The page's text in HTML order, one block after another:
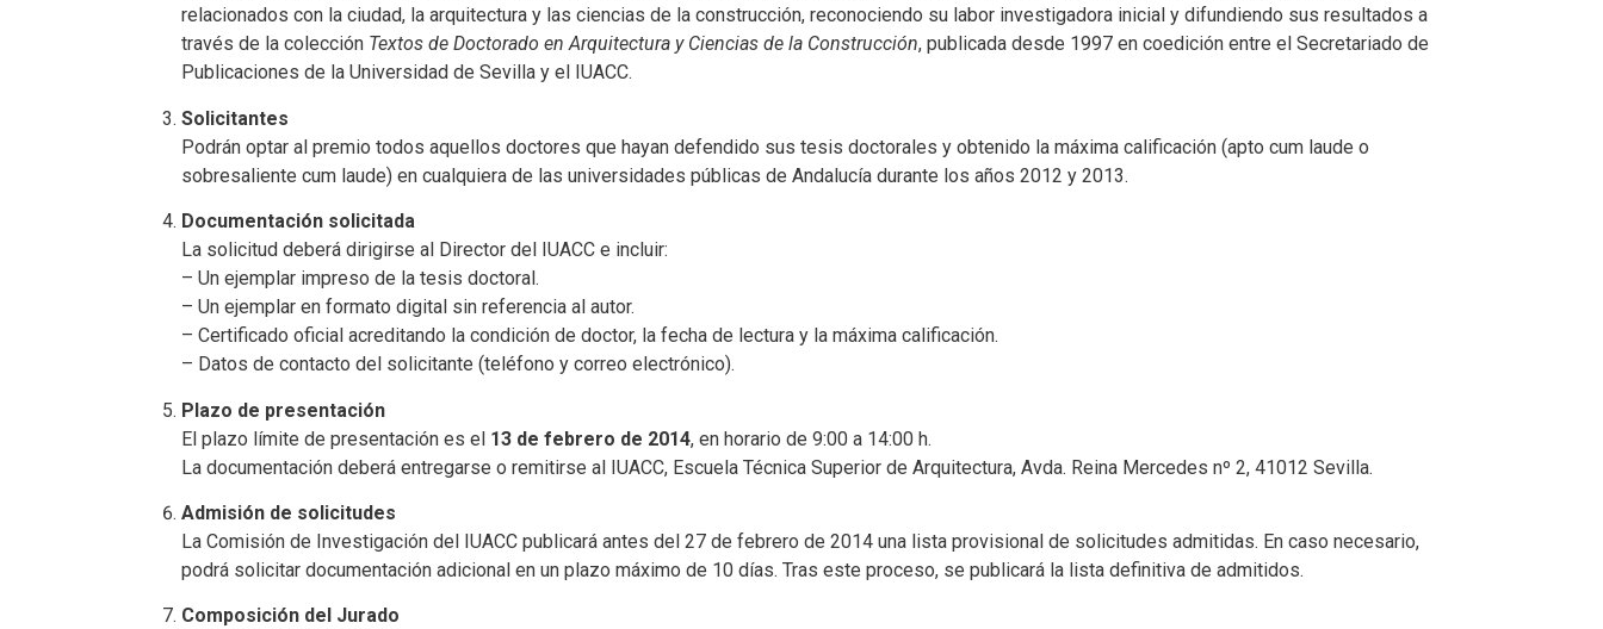
relacionados con la ciudad, la arquitectura y las ciencias de la construcción, reconociendo su labor investigadora inicial y difundiendo sus resultados a
través de la colección Textos de Doctorado en Arquitectura y Ciencias de la Construcción, publicada desde 1997 en coedición entre el Secretariado de
Publicaciones de la Universidad de Sevilla y el IUACC.
Solicitantes
Podrán optar al premio todos aquellos doctores que hayan defendido sus tesis doctorales y obtenido la máxima calificación (apto cum laude o
sobresaliente cum laude) en cualquiera de las universidades públicas de Andalucía durante los años 2012 y 2013.
Documentación solicitada
La solicitud deberá dirigirse al Director del IUACC e incluir:
– Un ejemplar impreso de la tesis doctoral.
– Un ejemplar en formato digital sin referencia al autor.
– Certificado oficial acreditando la condición de doctor, la fecha de lectura y la máxima calificación.
– Datos de contacto del solicitante (teléfono y correo electrónico).
Plazo de presentación
El plazo límite de presentación es el 13 de febrero de 2014, en horario de 9:00 a 14:00 h.
La documentación deberá entregarse o remitirse al IUACC, Escuela Técnica Superior de Arquitectura, Avda. Reina Mercedes nº 2, 41012 Sevilla.
Admisión de solicitudes
La Comisión de Investigación del IUACC publicará antes del 27 de febrero de 2014 una lista provisional de solicitudes admitidas. En caso necesario,
podrá solicitar documentación adicional en un plazo máximo de 10 días. Tras este proceso, se publicará la lista definitiva de admitidos.
Composición del Jurado